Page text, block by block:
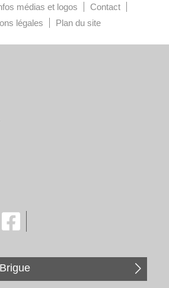
médias et logos
Contact
légales
Plan du site